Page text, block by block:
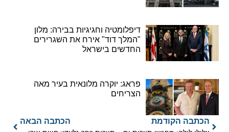
דיפלומטיה וחגיגיות בבירה: מלון
"המלך דוד" אירח את השגרירים
החדשים בישראל
פראג: יוקרה מלונאית בעיר מאה
הצריחים
הכתבה הקודמת הכתבה הבאה